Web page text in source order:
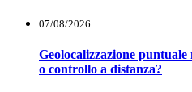
07/08/2026
Geolocalizzazione
o controllo a distanza?